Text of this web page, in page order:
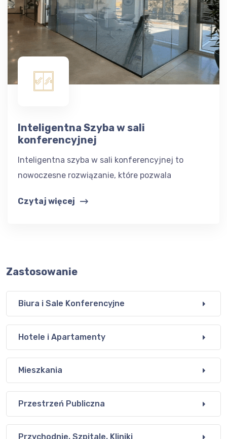
Inteligentna Szyba w sali
konferencyjnej
Inteligentna szyba w sali konferencyjnej to
nowoczesne rozwiązanie, które pozwala
Czytaj więcej
Zastosowanie
Biura i Sale Konferencyjne
Hotele i Apartamenty
Mieszkania
Przestrzeń Publiczna
Przychodnie, Szpitale, Kliniki